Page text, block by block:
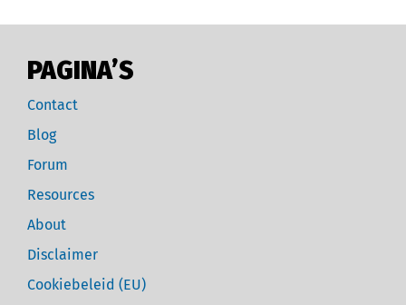
PAGINA’S
Contact
Blog
Forum
Resources
About
Disclaimer
Cookiebeleid (EU)